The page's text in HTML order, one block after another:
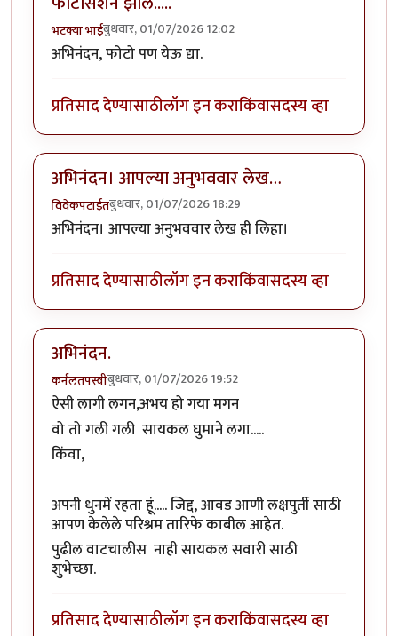
भटक्या भाईबुधवार, 01/07/2026 12:02
अभिनंदन, फोटो पण येऊ द्या.
प्रतिसाद देण्यासाठीलॉग इन कराकिंवासदस्य व्हा
अभिनंदन। आपल्या अनुभववार लेख…
विवेकपटाईतबुधवार, 01/07/2026 18:29
अभिनंदन। आपल्या अनुभववार लेख ही लिहा।
प्रतिसाद देण्यासाठीलॉग इन कराकिंवासदस्य व्हा
अभिनंदन.
कर्नलतपस्वीबुधवार, 01/07/2026 19:52
ऐसी लागी लगन,अभय हो गया मगन
वो तो गली गली सायकल घुमाने लगा.....
किंवा,
अपनी धुनमें रहता हूं..... जिद्द, आवड आणी लक्षपुर्ती साठी
आपण केलेले परिश्रम तारिफे काबील आहेत.
पुढील वाटचालीस नाही सायकल सवारी साठी
शुभेच्छा.
प्रतिसाद देण्यासाठीलॉग इन कराकिंवासदस्य व्हा